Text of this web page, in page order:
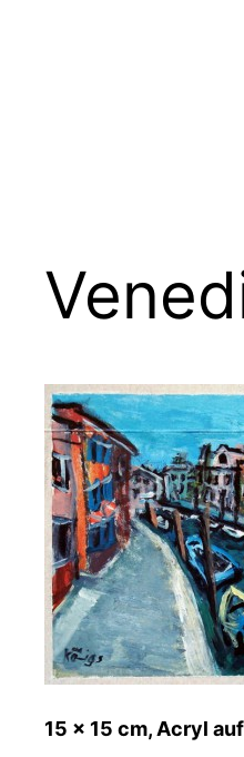
15 x 15 cm, Acryl